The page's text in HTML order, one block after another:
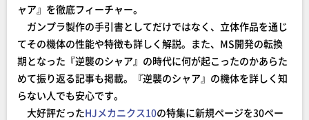
ャア』を徹底フィーチャー。
ガンプラ製作の手引書としてだけではなく、立体作品を通じ
てその機体の性能や特徴も詳しく解説。また、MS開発の転換
期となった『逆襲のシャア』の時代に何が起こったのかあらた
めて振り返る記事も掲載。『逆襲のシャア』の機体を詳しく知
らない人でも安心です。
大好評だったHJメカニクス10の特集に新規ページを30ペー